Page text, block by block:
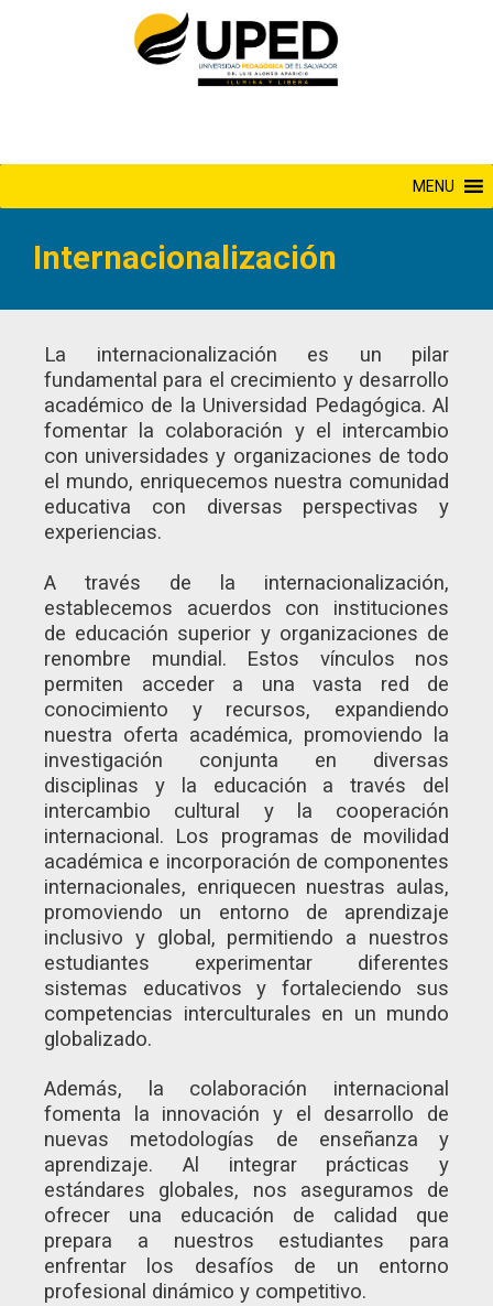
MENU
Internacionalización
La internacionalización es un pilar
fundamental para el crecimiento y desarrollo
académico de la Universidad Pedagógica. Al
fomentar la colaboración y el intercambio
con universidades y organizaciones de todo
el mundo, enriquecemos nuestra comunidad
educativa con diversas perspectivas y
experiencias.
A través de la internacionalización,
establecemos acuerdos con instituciones
de educación superior y organizaciones de
renombre mundial. Estos vínculos nos
permiten acceder a una vasta red de
conocimiento y recursos, expandiendo
nuestra oferta académica, promoviendo la
investigación conjunta en diversas
disciplinas y la educación a través del
intercambio cultural y la cooperación
internacional. Los programas de movilidad
académica e incorporación de componentes
internacionales, enriquecen nuestras aulas,
promoviendo un entorno de aprendizaje
inclusivo y global, permitiendo a nuestros
estudiantes experimentar diferentes
sistemas educativos y fortaleciendo sus
competencias interculturales en un mundo
globalizado.
Además, la colaboración internacional
fomenta la innovación y el desarrollo de
nuevas metodologías de enseñanza y
aprendizaje. Al integrar prácticas y
estándares globales, nos aseguramos de
ofrecer una educación de calidad que
prepara a nuestros estudiantes para
enfrentar los desafíos de un entorno
profesional dinámico y competitivo.